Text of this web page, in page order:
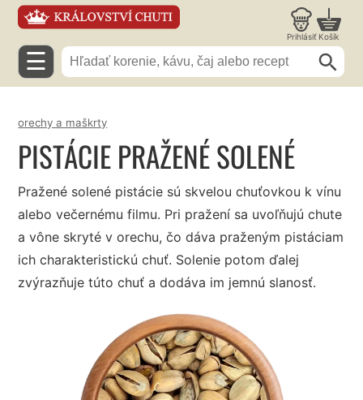
Prihlásiť Košík
☰
orechy a maškrty
PISTÁCIE PRAŽENÉ SOLENÉ
Pražené solené pistácie sú skvelou chuťovkou k vínu
alebo večernému filmu. Pri pražení sa uvoľňujú chute
a vône skryté v orechu, čo dáva praženým pistáciam
ich charakteristickú chuť. Solenie potom ďalej
zvýrazňuje túto chuť a dodáva im jemnú slanosť.